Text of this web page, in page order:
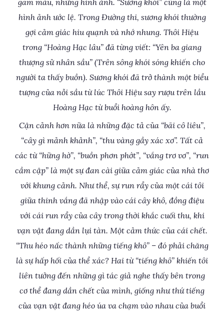
gam màu, những hình ảnh. “Sương khói” cũng là một
hình ảnh ước lệ. Trong Đường thi, sương khói thường
gợi cảm giác hiu quạnh và nhớ nhung. Thôi Hiệu
trong “Hoàng Hạc lâu” đã từng viết: “Yên ba giang
thượng sử nhân sầu” (Trên sông khói sóng khiến cho
người ta thấy buồn). Sương khói đã trở thành một biểu
tượng của nỗi sầu từ lúc Thôi Hiệu say rượu trên lầu
Hoàng Hạc từ buổi hoàng hôn ấy.
Cận cảnh hơn nữa là những đặc tả của “bãi cô liêu”,
“cây gì mảnh khảnh”, “thu vàng gầy xác xơ”. Tất cả
các từ “hững hờ”, “buồn phơn phớt”, “vắng trơ vơ”, “run
cầm cập” là một sự đan cài giữa cảm giác của nhà thơ
với khung cảnh. Như thể, sự run rẩy của một cái tôi
giữa thinh vắng đã nhập vào cái cây khô, đồng điệu
với cái run rẩy của cây trong thời khắc cuối thu, khi
vạn vật đang dần lụi tàn. Một cảm thức của cái chết.
“Thu héo nấc thành những tiếng khô” – đó phải chăng
là sự hấp hối của thể xác? Hai từ “tiếng khô” khiến tôi
liên tưởng đến những gì tác giả nghe thấy bên trong
cơ thể đang dần chết của mình, giống như thứ tiếng
của vạn vật đang héo úa va chạm vào nhau của buổi